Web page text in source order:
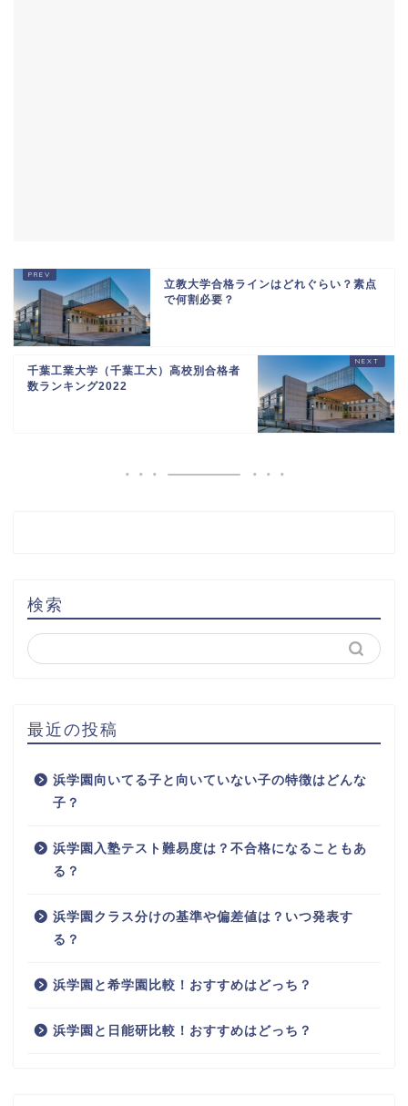
立教大学合格ラインはどれぐらい？素点
で何割必要？
千葉工業大学（千葉工大）高校別合格者
数ランキング2022
検索
最近の投稿
浜学園向いてる子と向いていない子の特徴はどんな
子？
浜学園入塾テスト難易度は？不合格になることもあ
る？
浜学園クラス分けの基準や偏差値は？いつ発表す
る？
浜学園と希学園比較！おすすめはどっち？
浜学園と日能研比較！おすすめはどっち？